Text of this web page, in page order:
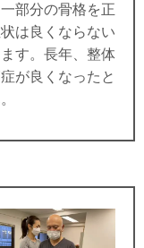
部分の骨格を正
は良くならない
す。長年、整体
が良くなったと